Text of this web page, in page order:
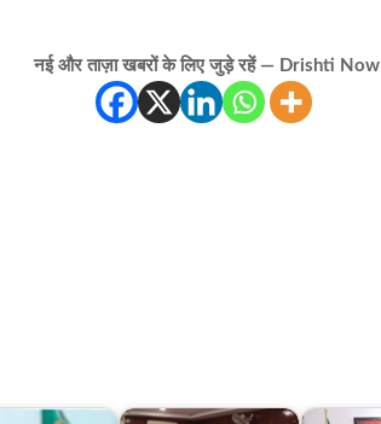
नई और ताज़ा खबरों के लिए जुड़े रहें — Drishti Now